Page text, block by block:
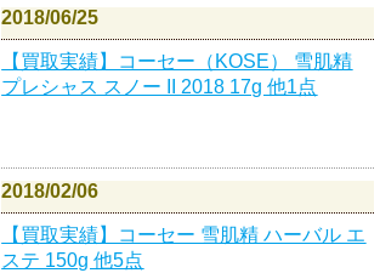
2018/06/25
【買取実績】コーセー（KOSE） 雪肌精
プレシャス スノー II 2018 17g 他1点
2018/02/06
【買取実績】コーセー 雪肌精 ハーバル エ
ステ 150g 他5点